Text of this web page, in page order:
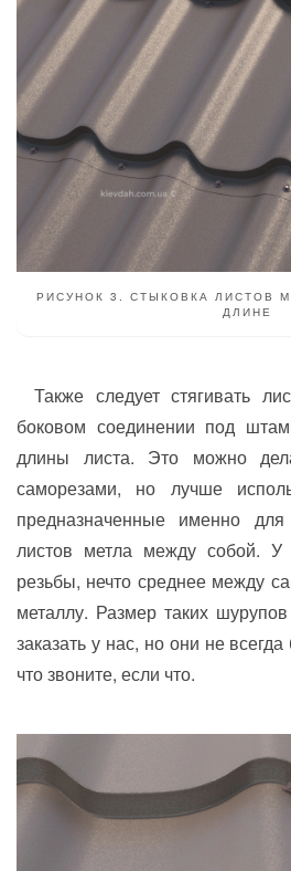
РИСУНОК 3. СТЫКОВКА ЛИСТОВ
ДЛИНЕ
Также следует стягивать
боковом соединении под
длины листа. Это можно
саморезами, но лучше
предназначенные именно для
листов метла между собой. У
резьбы, нечто среднее между
металлу. Размер таких
заказать у нас, но они не
что звоните, если что.